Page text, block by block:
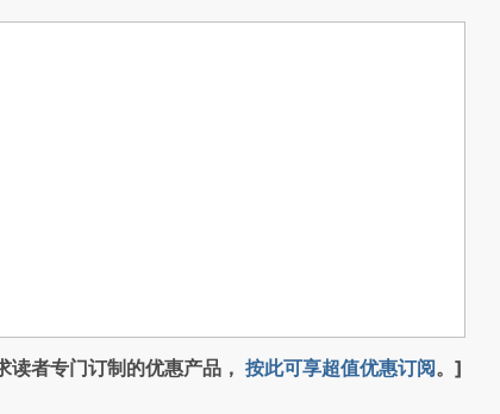
者专门订制的优惠产品， 按此可享超值优惠订阅。]